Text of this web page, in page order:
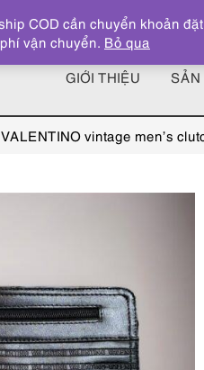
GIỚI THIỆU SẢN
vintage men’s
COD cần chuyển khoản
vận chuyển. Bỏ qua